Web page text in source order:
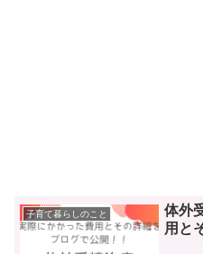
子育て暮らしのこと
体外
用と